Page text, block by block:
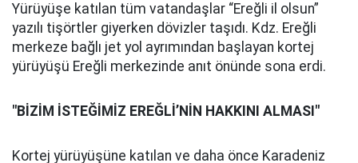
Yürüyüşe katılan tüm vatandaşlar “Ereğli il olsun”
yazılı tişörtler giyerken dövizler taşıdı. Kdz. Ereğli
merkeze bağlı jet yol ayrımından başlayan kortej
yürüyüşü Ereğli merkezinde anıt önünde sona erdi.
"BİZİM İSTEĞİMİZ EREĞLİ’NİN HAKKINI ALMASI"
Kortej yürüyüşüne katılan ve daha önce Karadeniz